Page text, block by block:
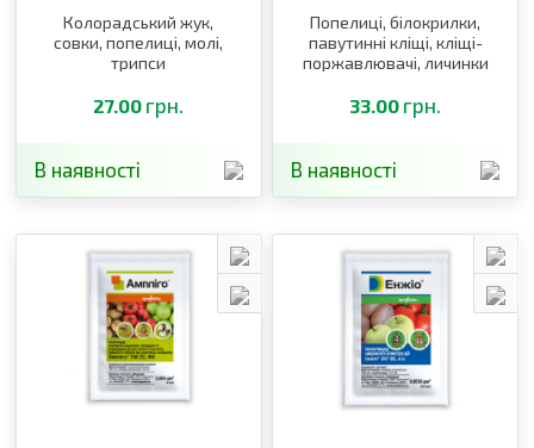
Колорадський жук,
совки, попелиці, молі,
трипси
27.00 грн.
В наявності
Попелиці, білокрилки,
павутинні кліщі, кліщі-
поржавлювачі, личинки
тютюновий трипс
33.00 грн.
В наявності